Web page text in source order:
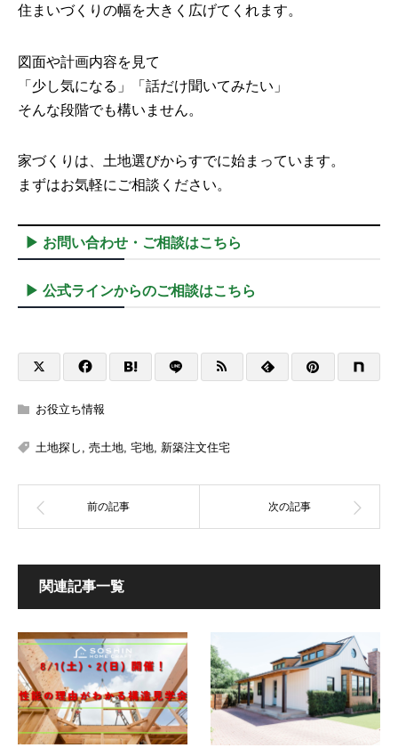
住まいづくりの幅を大きく広げてくれます。
図面や計画内容を見て
「少し気になる」「話だけ聞いてみたい」
そんな段階でも構いません。
家づくりは、土地選びからすでに始まっています。
まずはお気軽にご相談ください。
▶ お問い合わせ・ご相談はこちら
▶ 公式ラインからのご相談はこちら
お役立ち情報
土地探し , 売土地, 宅地, 新築注文住宅
関連記事一覧